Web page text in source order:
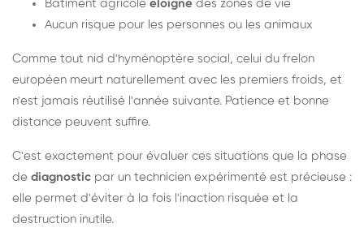
Bâtiment agricole éloigné des zones de vie
Aucun risque pour les personnes ou les animaux
Comme tout nid d'hyménoptère social, celui du frelon
européen meurt naturellement avec les premiers froids, et
n'est jamais réutilisé l'année suivante. Patience et bonne
distance peuvent suffire.
C'est exactement pour évaluer ces situations que la phase
de diagnostic par un technicien expérimenté est précieuse :
elle permet d'éviter à la fois l'inaction risquée et la
destruction inutile.